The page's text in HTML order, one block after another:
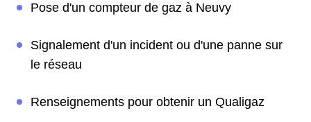
Pose d'un compteur de gaz à Neuvy
Signalement d'un incident ou d'une panne sur
le réseau
Renseignements pour obtenir un Qualigaz